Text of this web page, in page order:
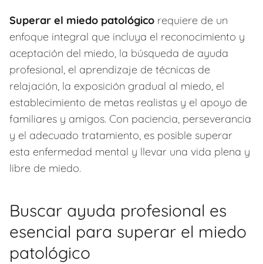
Superar el miedo patológico requiere de un
enfoque integral que incluya el reconocimiento y
aceptación del miedo, la búsqueda de ayuda
profesional, el aprendizaje de técnicas de
relajación, la exposición gradual al miedo, el
establecimiento de metas realistas y el apoyo de
familiares y amigos. Con paciencia, perseverancia
y el adecuado tratamiento, es posible superar
esta enfermedad mental y llevar una vida plena y
libre de miedo.
Buscar ayuda profesional es
esencial para superar el miedo
patológico